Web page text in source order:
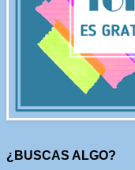
¿BUSCAS ALGO?